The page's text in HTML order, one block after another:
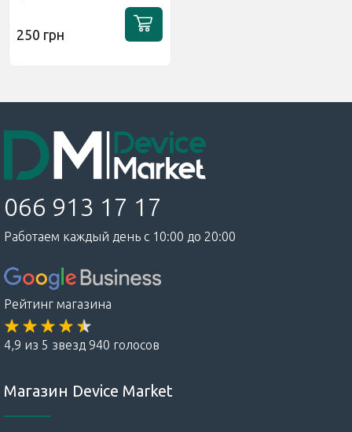
250 грн
066 913 17 17
Работаем каждый день с 10:00 до 20:00
Рейтинг магазина
4,9 из 5 звезд 940 голосов
Магазин Device Market